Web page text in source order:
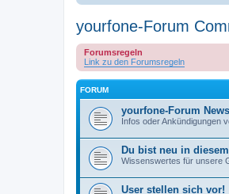
yourfone-Forum
Forumsregeln
Link zu den Forumsregeln
FORUM
yourfone-Forum
Infos oder Ankündigungen
Du bist neu in
Wissenswertes für unsere
User stellen sich vor!